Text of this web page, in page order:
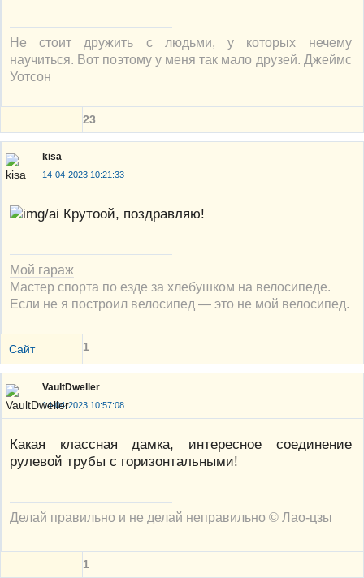
Не стоит дружить с людьми, у которых нечему
научиться. Вот поэтому у меня так мало друзей. Джеймс
Уотсон
23
kisa
14-04-2023 10:21:33
Крутоой, поздравляю!
Мой гараж
Мастер спорта по езде за хлебушком на велосипеде.
Если не я построил велосипед — это не мой велосипед.
Сайт 1
VaultDweller
14-04-2023 10:57:08
Какая классная дамка, интересное соединение
рулевой трубы с горизонтальными!
Делай правильно и не делай неправильно © Лао-цзы
1